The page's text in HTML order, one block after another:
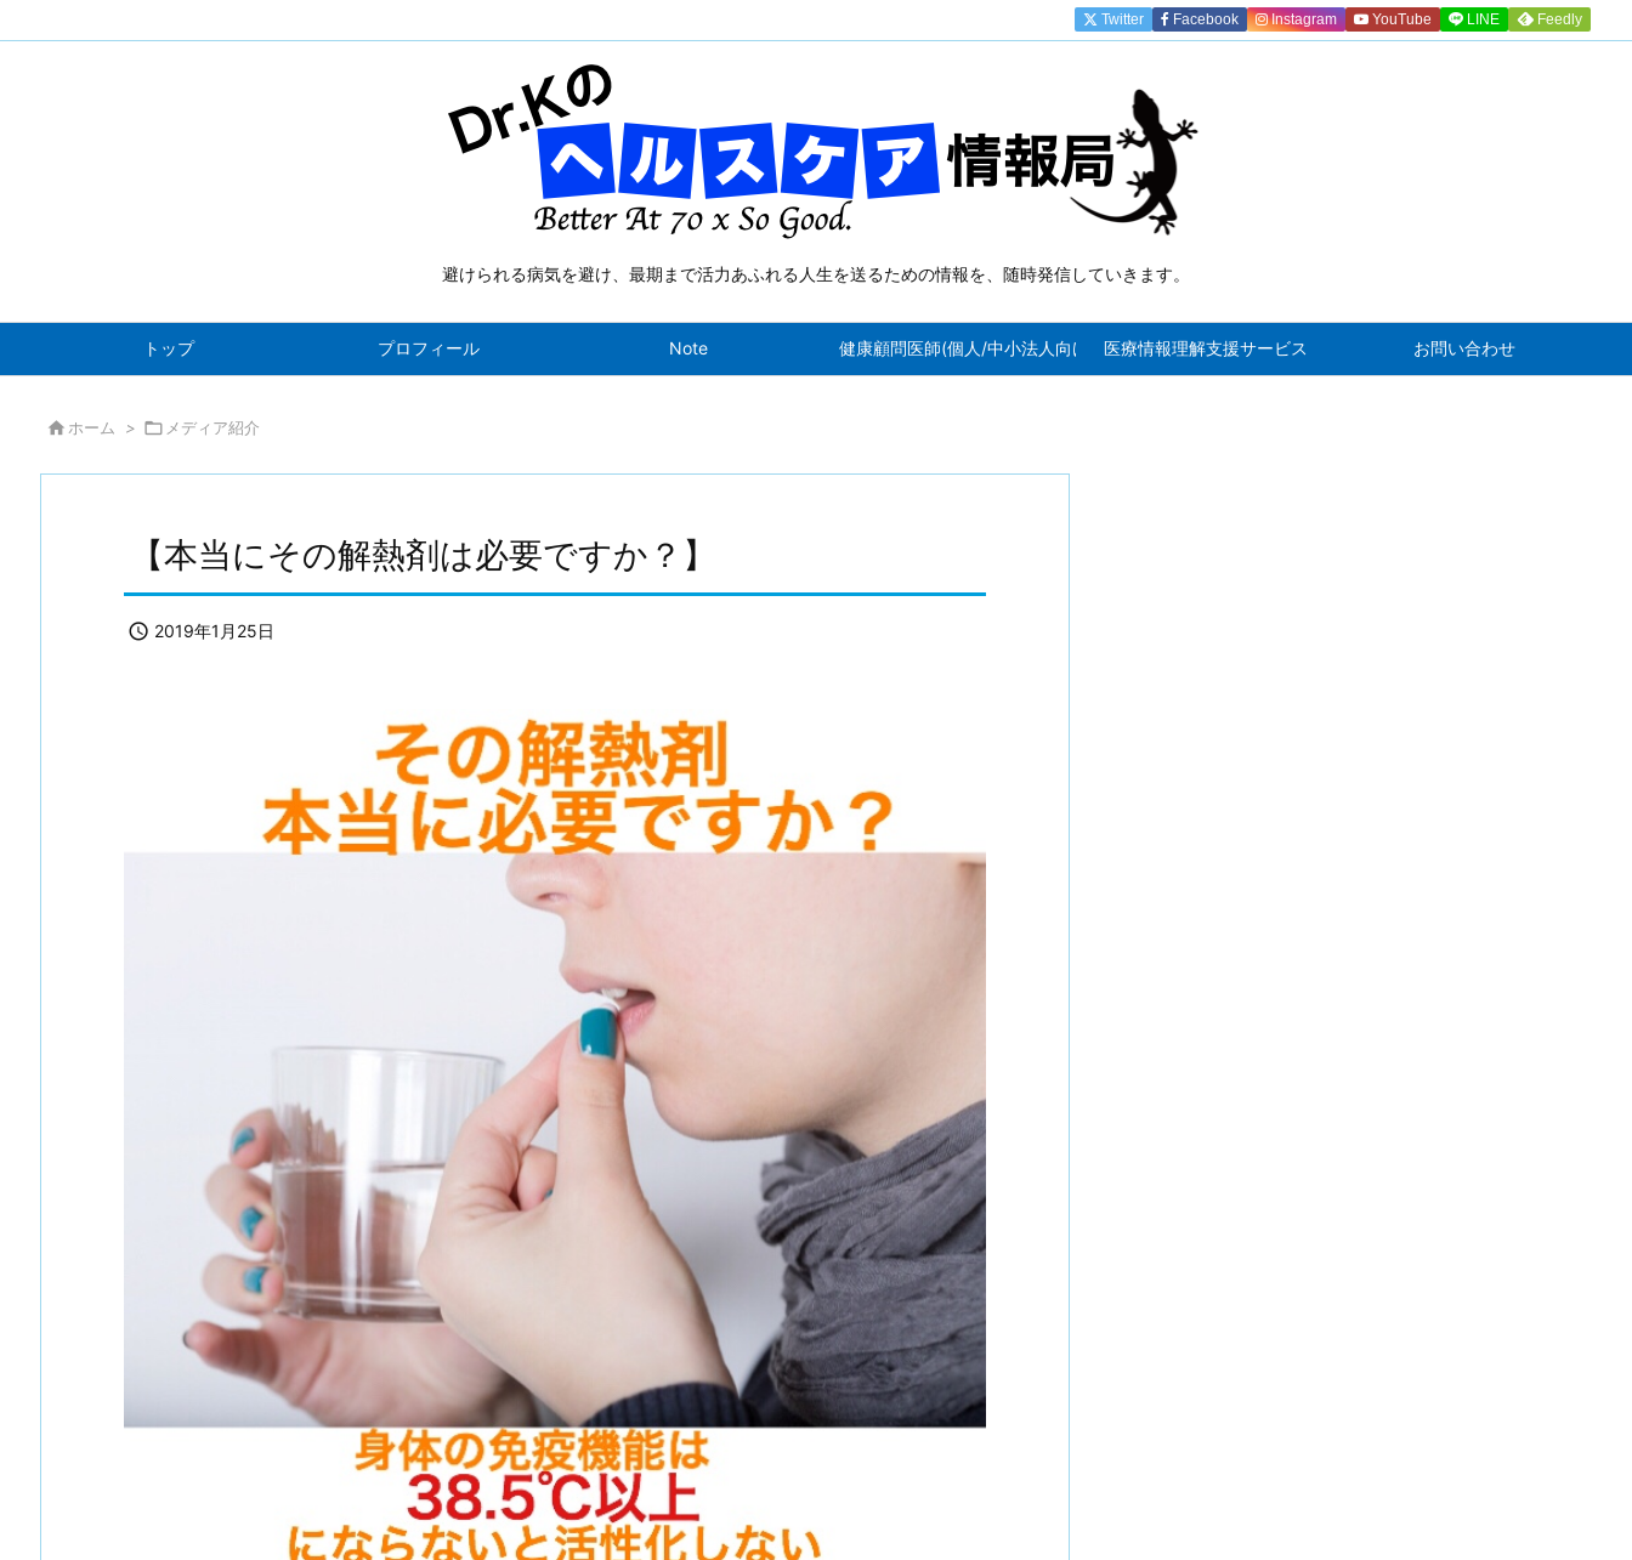
避けられる病気を避け、最期まで活力あふれる人生を送るための情報を、随時発信していきます。
トップ プロフィール Note 健康顧問医師(個人/中小法人向け) 医療情報理解支援サービス お問い合わせ
Twitter Facebook Instagram YouTube LINE Feedly
 ホーム >  メディア紹介
【本当にその解熱剤は必要ですか？】
 2019年1月25日